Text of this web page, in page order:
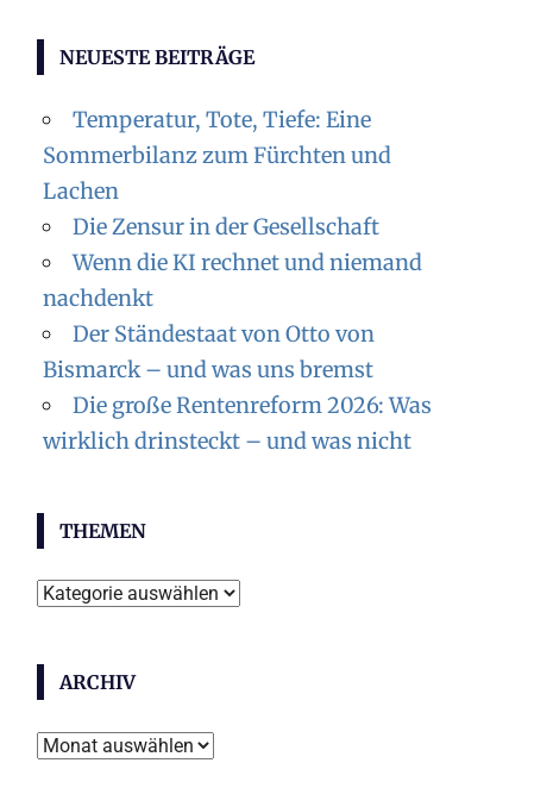
NEUESTE BEITRÄGE
Temperatur, Tote, Tiefe: Eine
Sommerbilanz zum Fürchten und
Lachen
Die Zensur in der Gesellschaft
Wenn die KI rechnet und niemand
nachdenkt
Der Ständestaat von Otto von
Bismarck – und was uns bremst
Die große Rentenreform 2026: Was
wirklich drinsteckt – und was nicht
THEMEN
Themen
ARCHIV
Archiv